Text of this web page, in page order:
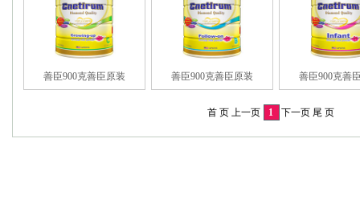
善臣900克善臣原装 善臣900克善臣原装 善臣900克善
首 页 上一页 1 下一页 尾 页